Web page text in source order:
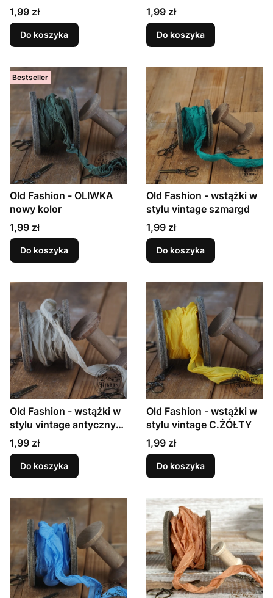
Cena
1,99 zł
Do koszyka
Cena
1,99 zł
Do koszyka
Bestseller
Old Fashion - OLIWKA
nowy kolor
Cena
1,99 zł
Do koszyka
Old Fashion - wstążki w
stylu vintage szmargd
Cena
1,99 zł
Do koszyka
Old Fashion - wstążki w
stylu vintage antyczny
beż
Cena
1,99 zł
Do koszyka
Old Fashion - wstążki w
stylu vintage C.ŻÓŁTY
Cena
1,99 zł
Do koszyka